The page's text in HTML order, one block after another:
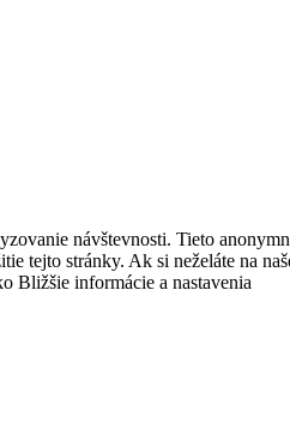
návštevnosti. Tieto
tejto stránky. Ak si neželáte na
Bližšie informácie a nastavenia